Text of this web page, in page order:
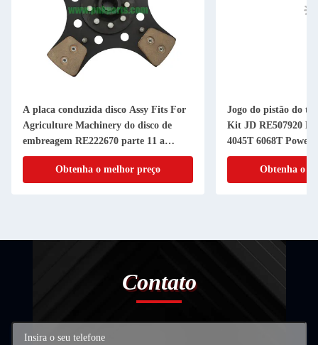
A placa conduzida disco Assy Fits For
Agriculture Machinery do disco de
embreagem RE222670 parte 11 a
RANHURA da polegada 20
Obtenha o melhor preço
Jogo do pistão do
Kit JD RE507920
4045T 6068T
cilindro do pistão
Obtenha o
Contato